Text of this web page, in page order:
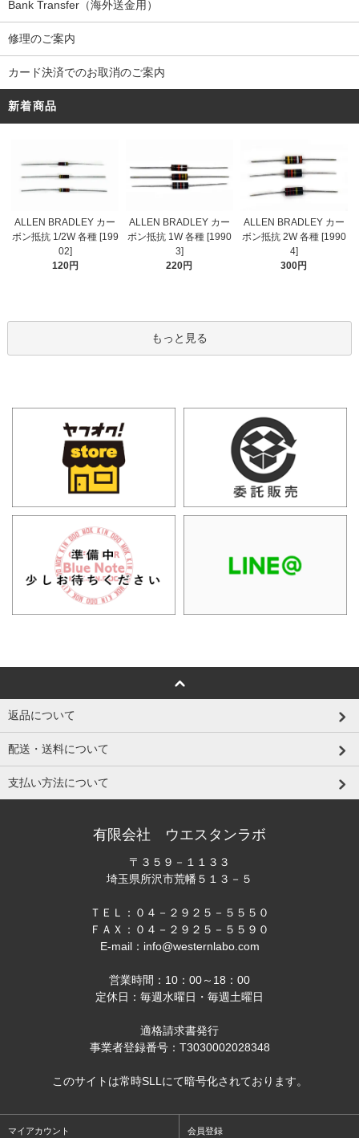
Bank Transfer（海外送金用）
修理のご案内
カード決済でのお取消のご案内
新着商品
ALLEN BRADLEY カー
ボン抵抗 1/2W 各種 [199
02]
120円
ALLEN BRADLEY カー
ボン抵抗 1W 各種 [1990
3]
220円
ALLEN BRADLEY カー
ボン抵抗 2W 各種 [1990
4]
300円
もっと見る
返品について
配送・送料について
支払い方法について
有限会社 ウエスタンラボ
〒３５９－１１３３
埼玉県所沢市荒幡５１３－５
ＴＥＬ：０４－２９２５－５５５０
ＦＡＸ：０４－２９２５－５５９０
E-mail：info@westernlabo.com
営業時間：10：00～18：00
定休日：毎週水曜日・毎週土曜日
適格請求書発行
事業者登録番号：T3030002028348
このサイトは常時SLLにて暗号化されております。
マイアカウント 会員登録